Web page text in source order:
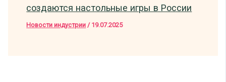
создаются настольные игры в России
Новости индустрии / 19.07.2025